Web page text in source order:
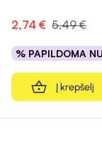
2,74 € 5,49 €
% PAPILDOMA
Į krepšelį